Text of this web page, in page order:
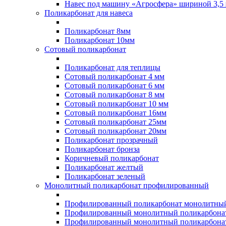
Навес под машину «Агросфера» шириной 3,5
Поликарбонат для навеса
Поликарбонат 8мм
Поликарбонат 10мм
Сотовый поликарбонат
Поликарбонат для теплицы
Сотовый поликарбонат 4 мм
Сотовый поликарбонат 6 мм
Сотовый поликарбонат 8 мм
Сотовый поликарбонат 10 мм
Сотовый поликарбонат 16мм
Сотовый поликарбонат 25мм
Сотовый поликарбонат 20мм
Поликарбонат прозрачный
Поликарбонат бронза
Коричневый поликарбонат
Поликарбонат желтый
Поликарбонат зеленый
Монолитный поликарбонат профилированный
Профилированный поликарбонат
Профилированный монолитный
Профилированный монолитный